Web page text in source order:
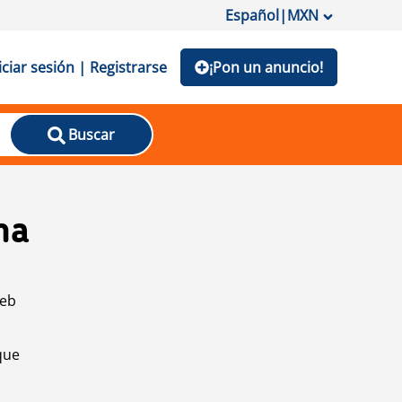
Español|MXN
sesión | Registrarse ¡Pon un anuncio!
Buscar